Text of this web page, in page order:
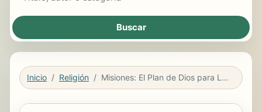
Inicio Religión Misiones: El Plan de Dios para Llevar el Evangelio a Todo el Mundo